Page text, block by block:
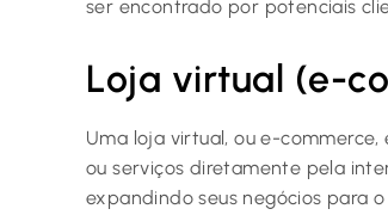
ser encontrado por potenciais
Loja virtual (e-
Uma loja virtual, ou e-
ou serviços diretamente pela
expandindo seus negócios para